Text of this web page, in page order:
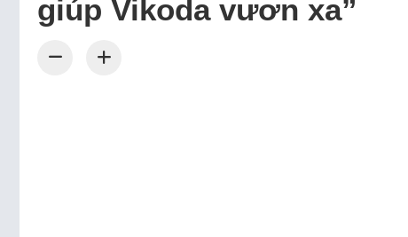
giúp Vikoda vươn xa”